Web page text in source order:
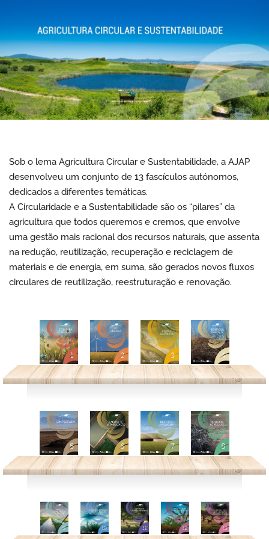
Sob o lema Agricultura Circular e Sustentabilidade, a AJAP
desenvolveu um conjunto de 13 fascículos autónomos,
dedicados a diferentes temáticas.
A Circularidade e a Sustentabilidade são os “pilares” da
agricultura que todos queremos e cremos, que envolve
uma gestão mais racional dos recursos naturais, que assenta
na redução, reutilização, recuperação e reciclagem de
materiais e de energia, em suma, são gerados novos fluxos
circulares de reutilização, reestruturação e renovação.